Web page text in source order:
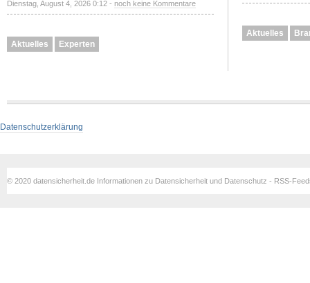
Dienstag, August 4, 2026 0:12 - noch keine Kommentare
Aktuelles Experten
Aktuelles
Datenschutzerklärung
© 2020 datensicherheit.de Informationen zu Datensicherheit und Datenschutz - RSS-